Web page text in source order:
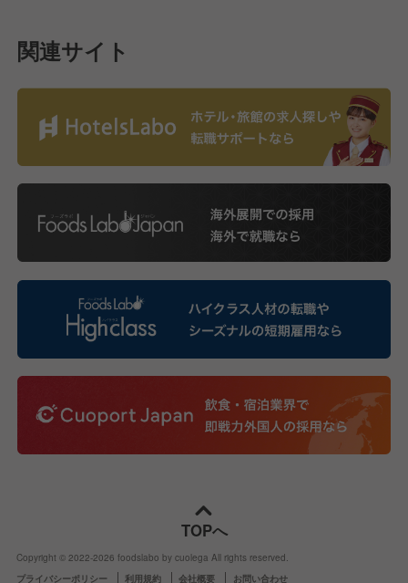
関連サイト
TOPへ
Copyright © 2022-2026 foodslabo by cuolega All rights reserved.
プライバシーポリシー
利用規約 会社概要 お問い合わせ